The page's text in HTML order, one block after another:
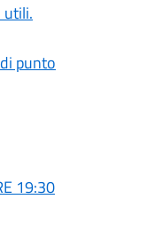
utili.
punto
19:30